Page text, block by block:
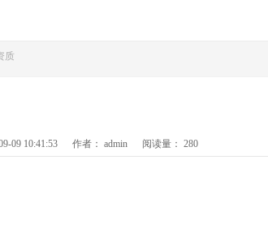
质
09 10:41:53 作者： admin 阅读量： 280